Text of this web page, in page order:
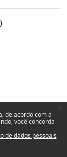
de acordo com a
você concorda
de dados pessoais
)